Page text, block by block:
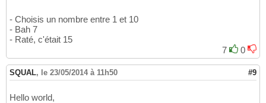
- Choisis un nombre entre 1 et 10
- Bah 7
- Raté, c'était 15
7
0
SQUAL, le 23/05/2014 à 11h50 #9
Hello world,